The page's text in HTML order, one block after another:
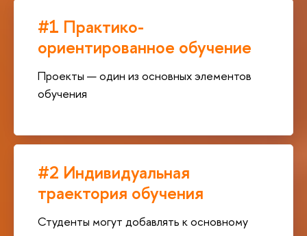
#1 Практико-
ориентированное обучение
Проекты — один из основных элементов
обучения
#2 Индивидуальная
траектория обучения
Студенты могут добавлять к основному